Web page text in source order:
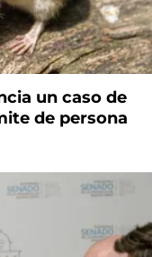
un caso de
de persona